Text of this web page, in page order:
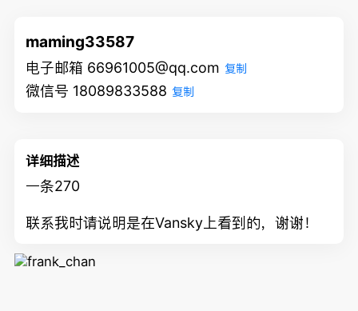
maming33587
电子邮箱 66961005@qq.com 复制
微信号 18089833588 复制
详细描述
一条270
联系我时请说明是在Vansky上看到的，谢谢！